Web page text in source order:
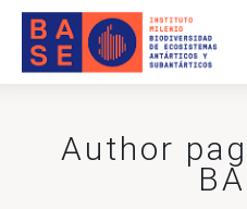
Author
INICIO